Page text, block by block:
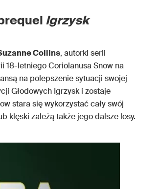
Igrzysk
Collins, autorki serii
18-letniego Coriolanusa Snow na
na polepszenie sytuacji swojej
Głodowych Igrzysk i zostaje
stara się wykorzystać cały swój
klęski zależą także jego dalsze losy.